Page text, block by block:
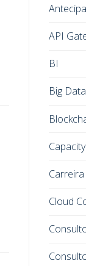
API
BI
Big Data
Carreira
Cloud